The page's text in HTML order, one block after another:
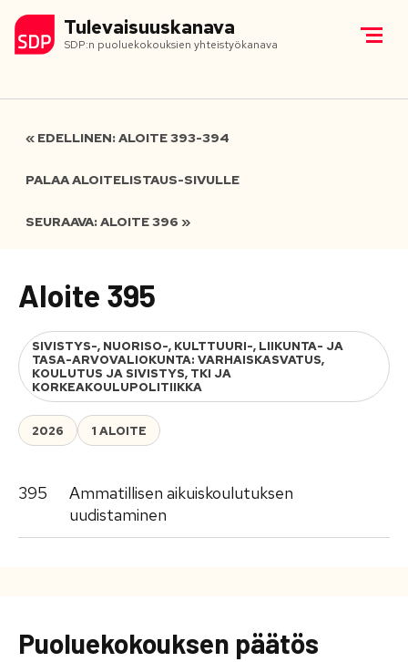
Tulevaisuuskanava
SDP:n puoluekokouksien yhteistyökanava
« EDELLINEN: ALOITE 393-394
PALAA ALOITELISTAUS-SIVULLE
SEURAAVA: ALOITE 396 »
Aloite 395
SIVISTYS-, NUORISO-, KULTTUURI-, LIIKUNTA- JA
TASA-ARVOVALIOKUNTA: VARHAISKASVATUS,
KOULUTUS JA SIVISTYS, TKI JA
KORKEAKOULUPOLITIIKKA
2026 1 ALOITE
395
Ammatillisen aikuiskoulutuksen
uudistaminen
Puoluekokouksen päätös